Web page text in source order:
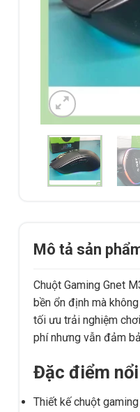
Mô tả sản
Chuột Gaming Gnet
bền ổn định mà
tối ưu trải nghiệm
phí nhưng vẫn đảm
Đặc điểm
Thiết kế chuột